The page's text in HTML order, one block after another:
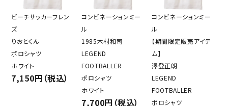
ビーチサッカーフレン
ズ
りおとくん
ポロシャツ
ホワイト
7,150円（税込）
コンビネーションミー
ル
1985木村和司
LEGEND
FOOTBALLER
ポロシャツ
ホワイト
7,700円（税込）
コンビネーションミー
ル
【期間限定販売アイテ
ム】
澤登正朗
LEGEND
FOOTBALLER
ポロシャツ